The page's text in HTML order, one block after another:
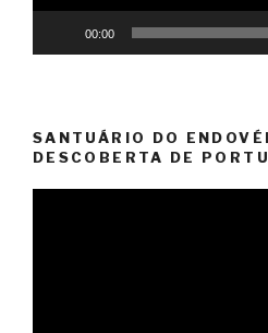
00:00
SANTUÁRIO DO
DESCOBERTA DE